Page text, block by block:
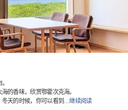
的香味，欣赏鄂霍次克海。
天的时候，你可以看到 …继续阅读